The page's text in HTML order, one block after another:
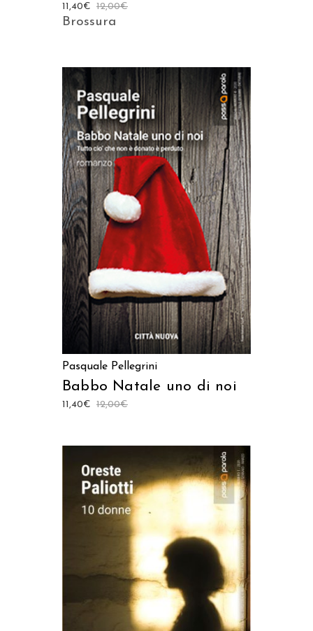
12,00€
11,40€
Brossura
AGGIUNGI AL CARRELLO
Pasquale Pellegrini
Babbo Natale uno di noi
12,00€
11,40€
AGGIUNGI AL CARRELLO